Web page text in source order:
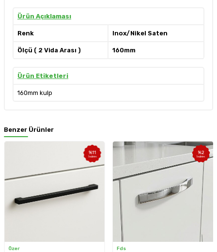
Ürün Açıklaması
Renk Inox/Nikel Saten
Ölçü ( 2 Vida Arası ) 160mm
Ürün Etiketleri
160mm kulp
Benzer Ürünler